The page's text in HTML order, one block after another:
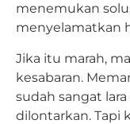
menemukan
menyelamatkan
Jika itu marah,
kesabaran.
sudah sangat
dilontarkan. Tapi